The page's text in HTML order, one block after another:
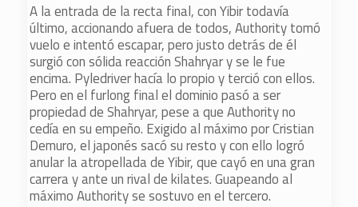
A la entrada de la recta final, con Yibir todavía
último, accionando afuera de todos, Authority tomó
vuelo e intentó escapar, pero justo detrás de él
surgió con sólida reacción Shahryar y se le fue
encima. Pyledriver hacía lo propio y terció con ellos.
Pero en el furlong final el dominio pasó a ser
propiedad de Shahryar, pese a que Authority no
cedía en su empeño. Exigido al máximo por Cristian
Demuro, el japonés sacó su resto y con ello logró
anular la atropellada de Yibir, que cayó en una gran
carrera y ante un rival de kilates. Guapeando al
máximo Authority se sostuvo en el tercero.